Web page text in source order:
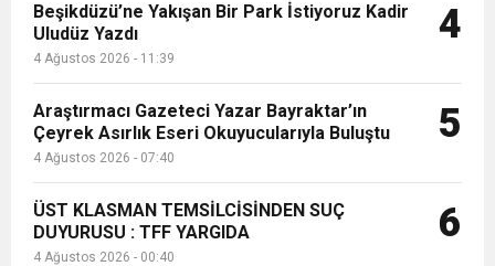
Beşikdüzü’ne Yakışan Bir Park İstiyoruz Kadir
Uludüz Yazdı
4 Ağustos 2026 - 11:39
4
Araştırmacı Gazeteci Yazar Bayraktar’ın
Çeyrek Asırlık Eseri Okuyucularıyla Buluştu
4 Ağustos 2026 - 07:40
5
ÜST KLASMAN TEMSİLCİSİNDEN SUÇ
DUYURUSU : TFF YARGIDA
4 Ağustos 2026 - 00:40
6